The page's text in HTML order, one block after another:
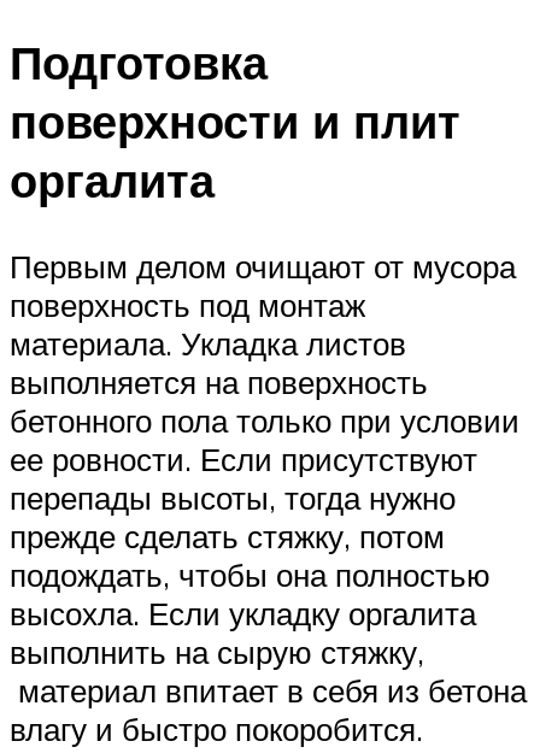
Подготовка
поверхности и плит
оргалита
Первым делом очищают от мусора
поверхность под монтаж
материала. Укладка листов
выполняется на поверхность
бетонного пола только при условии
ее ровности. Если присутствуют
перепады высоты, тогда нужно
прежде сделать стяжку, потом
подождать, чтобы она полностью
высохла. Если укладку оргалита
выполнить на сырую стяжку,
материал впитает в себя из бетона
влагу и быстро покоробится.